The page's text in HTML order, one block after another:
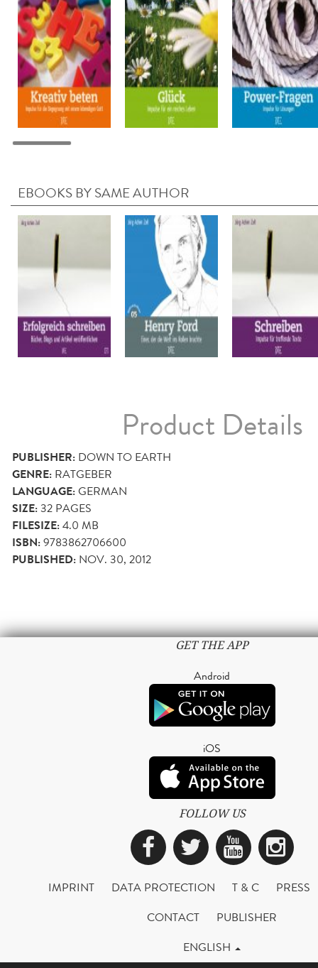
EBOOKS BY SAME AUTHOR
Product Details
PUBLISHER: DOWN TO EARTH
GENRE: RATGEBER
LANGUAGE:GERMAN
SIZE:32 PAGES
FILESIZE:4.0 MB
ISBN:9783862706600
PUBLISHED: NOV. 30, 2012
GET THE APP
Android
iOS
FOLLOW US
Facebook
Twitter
IMPRINT DATA PROTECTION T & C
PRESS
CONTACT
PUBLISHER
ENGLISH